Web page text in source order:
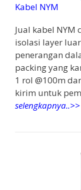
Kabel NYM
Jual kabel NYM
isolasi layer
penerangan
packing yang
1 rol @100m
kirim untuk
selengkapnya..>>